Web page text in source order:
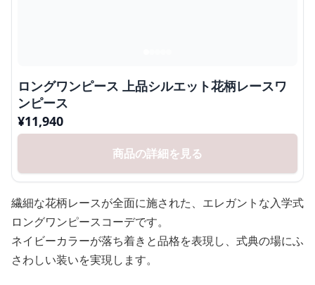
ロングワンピース 上品シルエット花柄レースワ
ンピース
¥11,940
商品の詳細を見る
繊細な花柄レースが全面に施された、エレガントな入学式
ロングワンピースコーデです。
ネイビーカラーが落ち着きと品格を表現し、式典の場にふ
さわしい装いを実現します。